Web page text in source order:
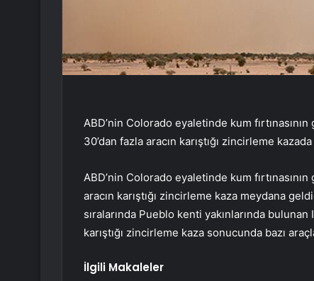
ABD’nin Colorado eyaletinde kum
30’dan fazla aracın karıştığı zincirleme
ABD’nin Colorado eyaletinde kum
aracın karıştığı zincirleme kaza meydana
sıralarında Pueblo kenti yakınlarında bulunan
karıştığı zincirleme kaza sonucunda bazı
İlgili Makaleler